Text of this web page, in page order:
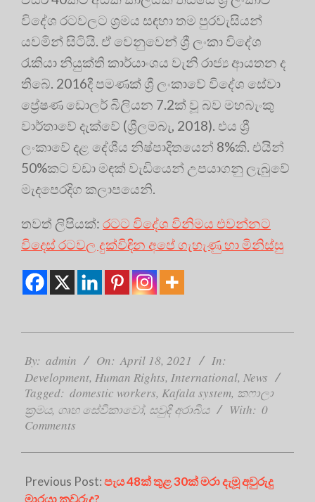
විදේශ රටවලට ශ්‍රමය සඳහා තම පුරවැසියන්
යවමින් සිටියි. ඒ වෙනුවෙන් ශ්‍රී ලංකා විදේශ
රැකියා නියුක්ති කාර්යාංශය වැනි රාජ්‍ය ආයතන ද
තිබේ. 2016දී පමණක් ශ්‍රී ලංකාවේ විදේශ සේවා
ප්‍රේෂණ ඩොලර් බිලියන 7.2ක් වූ බව මහබැංකු
වාර්තාවේ දැක්වේ (ශ්‍රීලමබැ, 2018). එය ශ්‍රී
ලංකාවේ දළ දේශීය නිෂ්පාදිතයෙන් 8%කි. එයින්
50%කට වඩා මඳක් වැඩියෙන් උපයාගනු ලැබුවේ
මැදපෙරදිග කලාපයෙනි.
තවත් ලිපියක්: රටට විදේශ විනිමය එවන්නට
විදෙස් රටවල දුක්විඳින අපේ ගැහැණු හා මිනිස්සු
04-
18
By: admin On: April 18, 2021
In:
Development, Human Rights, International, News
Tagged: domestic workers, Kafala system, කෆාලා
ක්‍රමය, ගෘහ සේවිකාවෝ, සවුදි අරාබිය With: 0
Comments
Previous Post:පැය 48ක් තුළ 30ක් මරා දැමූ අවුරුදු
මාරයා කවුරුද?